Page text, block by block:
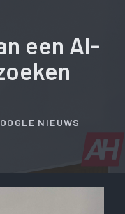
een AI-
NIEUWS